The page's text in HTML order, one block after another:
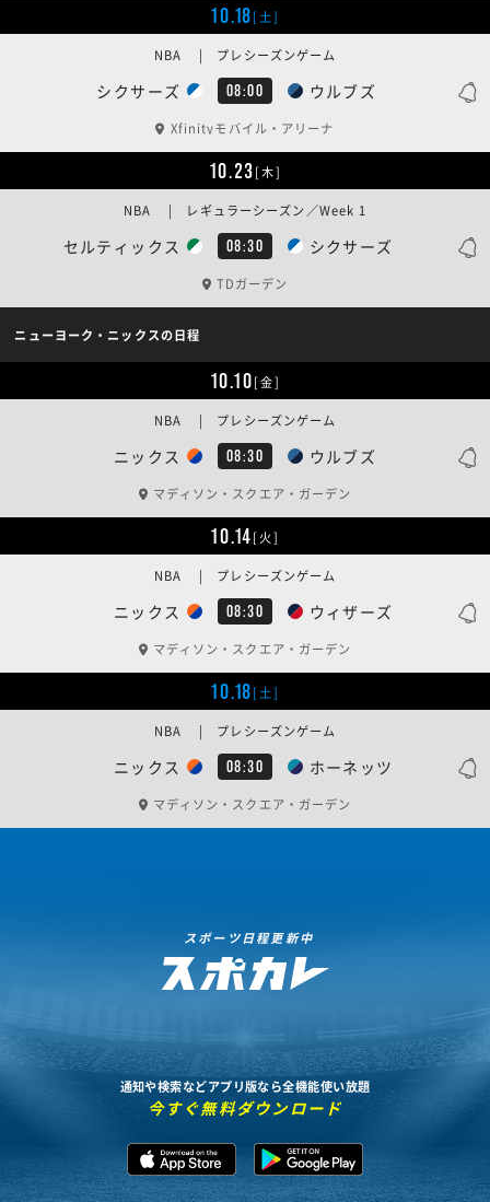
10.18[土]
シクサーズ 08:00 ウルブズ
NBA | プレシーズンゲーム
Xfinityモバイル・アリーナ
10.23[木]
セルティックス 08:30 シクサーズ
NBA | レギュラーシーズン／Week 1
TDガーデン
ニューヨーク・ニックスの日程
10.10[金]
ニックス 08:30 ウルブズ
NBA | プレシーズンゲーム
マディソン・スクエア・ガーデン
10.14[火]
ニックス 08:30 ウィザーズ
NBA | プレシーズンゲーム
マディソン・スクエア・ガーデン
10.18[土]
ニックス 08:30 ホーネッツ
NBA | プレシーズンゲーム
マディソン・スクエア・ガーデン
スポーツ日程更新中
通知や検索などアプリ版なら全機能使い放題
今すぐ無料ダウンロード